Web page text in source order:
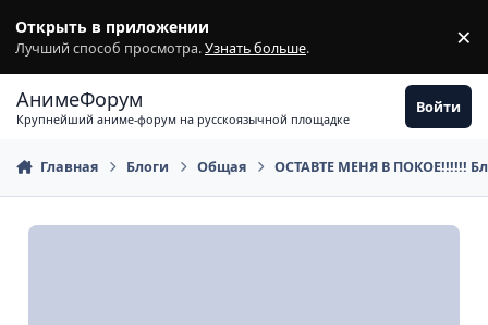
Открыть в приложении
Лучший способ просмотра.Узнать больше. ×
АнимеФорум
Крупнейший аниме-форум на русскоязычной площадке
Войти
Главная Блоги Общая ОСТАВТЕ МЕНЯ В ПОКОЕ!!!!!!